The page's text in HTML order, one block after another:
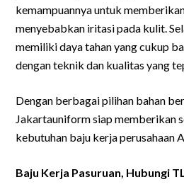
kemampuannya untuk
menyebabkan iritasi pada kulit.
memiliki daya tahan yang cukup
dengan teknik dan kualitas yang
Dengan berbagai pilihan bahan
Jakartauniform siap memberikan
kebutuhan baju kerja perusahaan
Baju Kerja Pasuruan, Hubungi